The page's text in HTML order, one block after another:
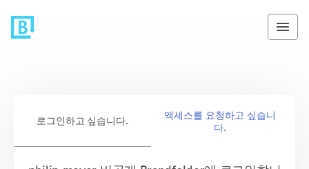
로그인하고 싶습니다.
액세스를 요청하고 싶습니
다.